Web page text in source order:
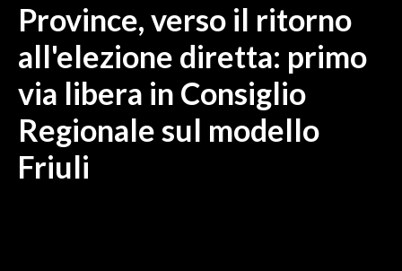
ITALIA
MONDO
POLITICA
ECONOMIA
SERVIZI ALLE IMPRESE
Province, verso il ritorno
all'elezione diretta: primo
via libera in Consiglio
Regionale sul modello
Friuli